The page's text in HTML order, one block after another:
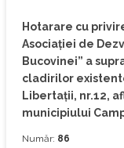
Hotarare cu
Asociaţiei de
Bucovinei” a
cladirilor
Libertaţii, nr.12,
municipiului
Număr: 86